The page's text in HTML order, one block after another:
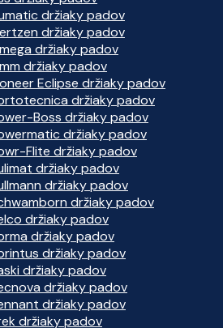
držiaky padov
držiaky padov
držiaky padov
držiaky padov
Eclipse držiaky padov
držiaky padov
Boss držiaky padov
držiaky padov
Flite držiaky padov
držiaky padov
držiaky padov
držiaky padov
držiaky padov
držiaky padov
držiaky padov
držiaky padov
držiaky padov
držiaky padov
držiaky padov